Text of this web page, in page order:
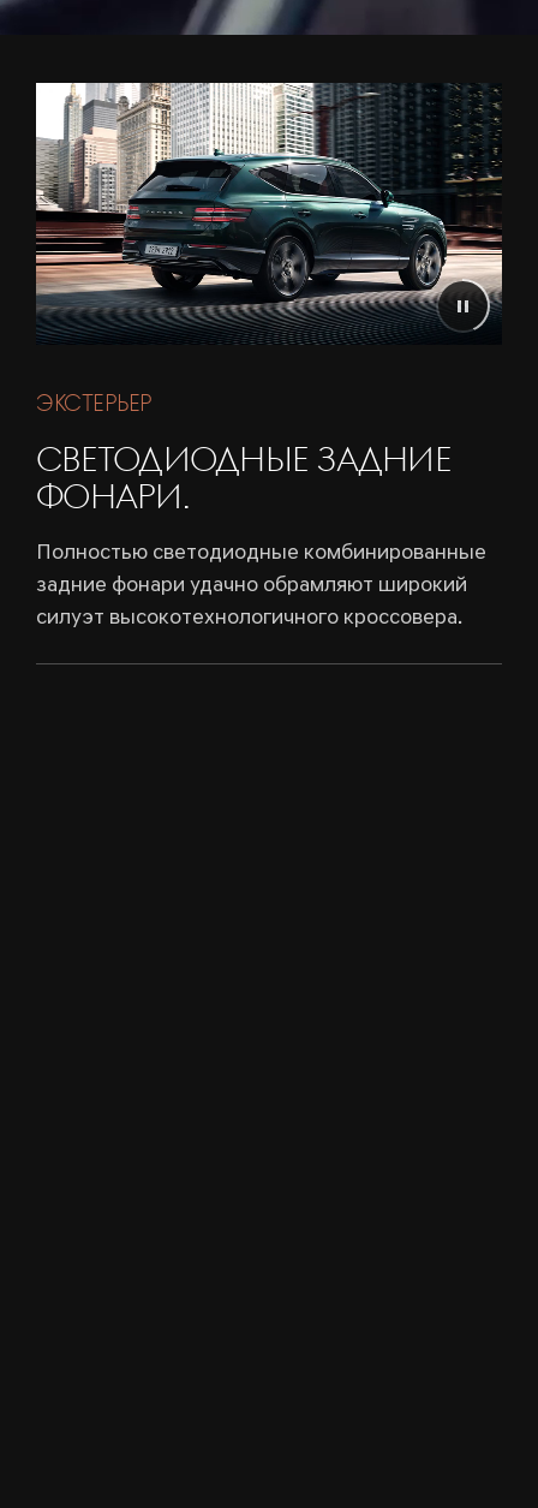
ЭКСТЕРЬЕР
СВЕТОДИОДНЫЕ ЗАДНИЕ
ФОНАРИ.
Полностью светодиодные комбинированные
задние фонари удачно обрамляют широкий
силуэт высокотехнологичного кроссовера.